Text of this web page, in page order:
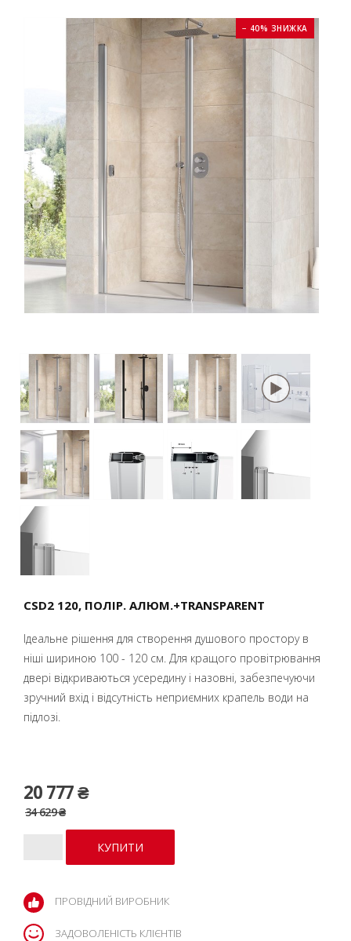
− 40% ЗНИЖКА
CSD2 120, ПОЛІР. АЛЮМ.+TRANSPARENT
Ідеальне рішення для створення душового простору в
ніші шириною 100 - 120 см. Для кращого провітрювання
двері відкриваються усередину і назовні, забезпечуючи
зручний вхід і відсутність неприємних крапель води на
підлозі.
20 777 ₴
34 629 ₴
ПРОВІДНИЙ ВИРОБНИК
ЗАДОВОЛЕНІСТЬ КЛІЄНТІВ